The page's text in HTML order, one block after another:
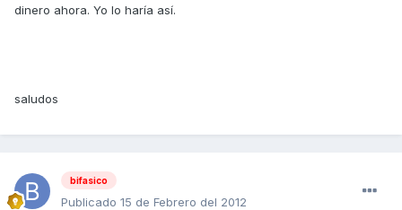
dinero ahora. Yo lo haría así.
saludos
bifasico
Publicado 15 de Febrero del 2012